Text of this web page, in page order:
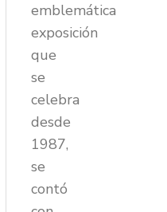
emblemática
exposición
que
se
celebra
desde
1987,
se
contó